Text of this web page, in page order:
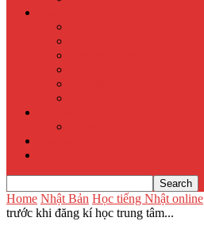
Home Nhật Bản Học tiếng Nhật online
trước khi đăng kí học trung tâm...